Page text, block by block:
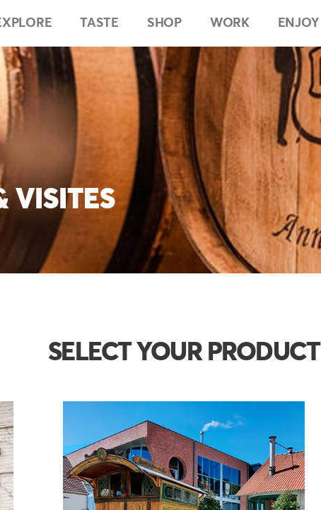
TASTE SHOP WORK ENJOY
VISITES
SELECT YOUR PRODUCT